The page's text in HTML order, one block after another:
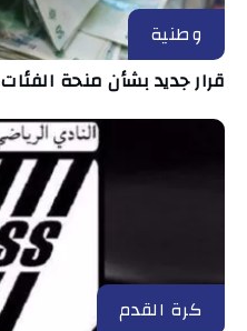
وطنية
قرار جديد بشأن منحة
كرة القدم